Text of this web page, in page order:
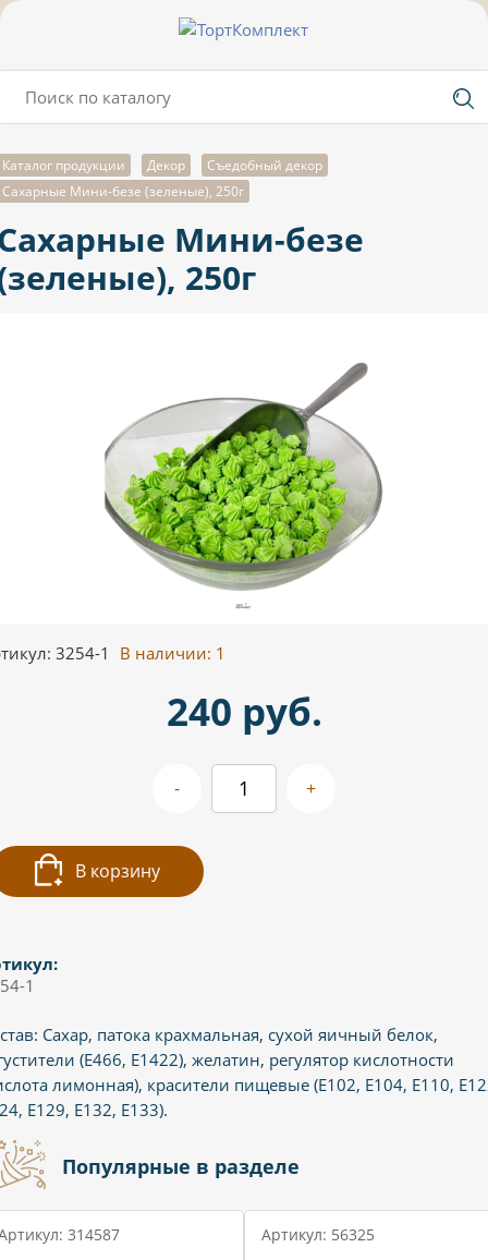
Каталог продукции Декор
Съедобный декор
Сахарные Мини-безе (зеленые), 250г
Мини-безе
250г
3254-1 В наличии: 1
240 руб.
- +
В корзину
1
Сахар, патока крахмальная, сухой яичный белок,
(Е466, Е1422), желатин, регулятор кислотности
лимонная), красители пищевые (Е102, Е104, Е110,
Е129, Е132, Е133).
Популярные в разделе
314587 Артикул: 56325